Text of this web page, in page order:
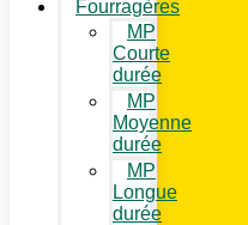
Fourragères
MP
Courte
durée
MP
Moyenne
durée
MP
Longue
durée